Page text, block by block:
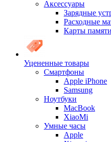
Аксессуары
Зарядные
Расходные
Карты памяти
Уцененные товары
Cмартфоны
Apple iPhone
Samsung
Ноутбуки
MacBook
XiaoMi
Умные часы
Apple